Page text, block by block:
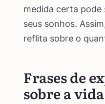
medida certa pode
seus sonhos.
reflita sobre o
Frases de
sobre a vida